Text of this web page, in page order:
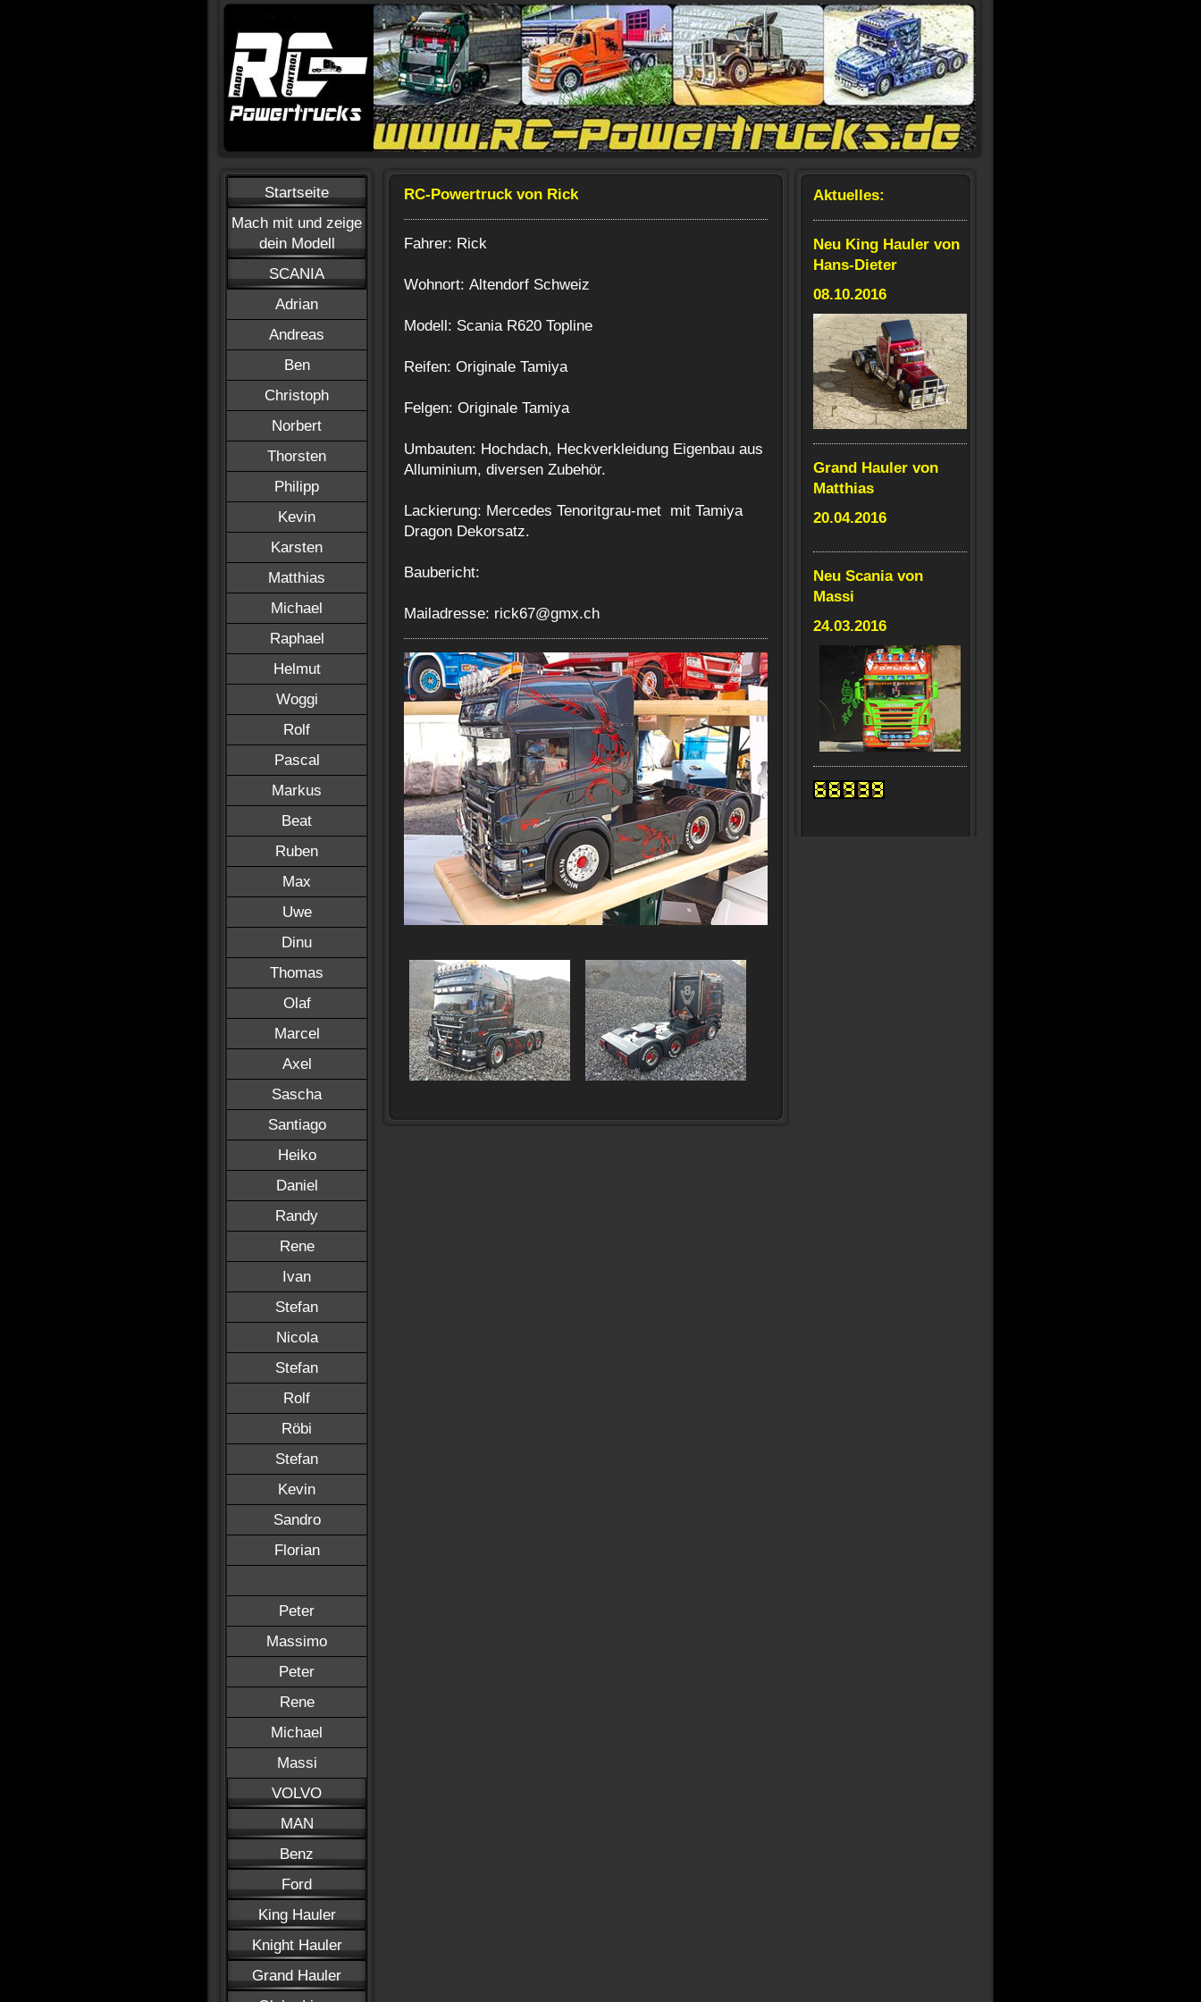
Startseite
Mach mit und zeige
dein Modell
SCANIA
Adrian
Andreas
Ben
Christoph
Norbert
Thorsten
Philipp
Kevin
Karsten
Matthias
Michael
Raphael
Helmut
Woggi
Rolf
Pascal
Markus
Beat
Ruben
Max
Uwe
Dinu
Thomas
Olaf
Marcel
Axel
Sascha
Santiago
Heiko
Daniel
Randy
Rene
Ivan
Stefan
Nicola
Stefan
Rolf
Röbi
Stefan
Kevin
Sandro
Florian
Peter
Massimo
Peter
Rene
Michael
Massi
VOLVO
MAN
Benz
Ford
King Hauler
Knight Hauler
Grand Hauler
RC-Powertruck von Rick
Fahrer: Rick
Wohnort: Altendorf Schweiz
Modell: Scania R620 Topline
Reifen: Originale Tamiya
Felgen: Originale Tamiya
Umbauten: Hochdach, Heckverkleidung Eigenbau aus
Alluminium, diversen Zubehör.
Lackierung: Mercedes Tenoritgrau-met mit Tamiya
Dragon Dekorsatz.
Baubericht:
Mailadresse: rick67@gmx.ch
Aktuelles:
Neu King Hauler von
Hans-Dieter
08.10.2016
Grand Hauler von
Matthias
20.04.2016
Neu Scania von
Massi
24.03.2016